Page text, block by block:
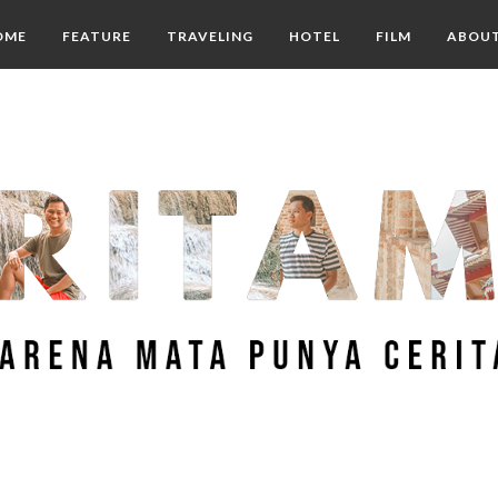
FEATURE TRAVELING HOTEL FILM